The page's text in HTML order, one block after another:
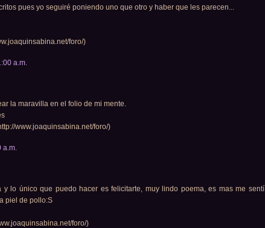
pues yo seguiré poniendo uno que otro y haber que les parecen...
foro/)
a.m.
la maravilla en el folio de mi mente.
www.joaquinsabina.net/foro/)
a.m.
y lo único que puedo hacer es felicitarte, muy lindo poema, es mas me sentí
piel de pollo:S
foro/)